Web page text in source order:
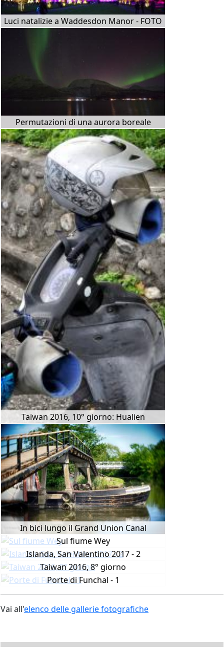
Luci natalizie a Waddesdon Manor - FOTO
Permutazioni di una aurora boreale
Taiwan 2016, 10° giorno: Hualien
In bici lungo il Grand Union Canal
Sul fiume Wey
Islanda, San Valentino 2017 - 2
Taiwan 2016, 8° giorno
Porte di Funchal - 1
Vai all'elenco delle gallerie fotografiche